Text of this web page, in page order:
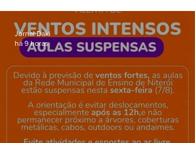
Gardênia Azul
Jornal Daki
há 9 horas